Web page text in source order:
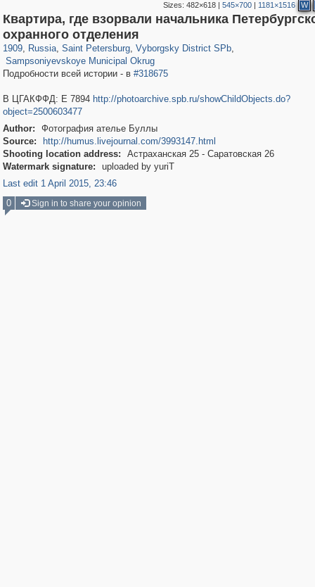
Sizes:482×618 |545×700 | 1181×1516 W
Квартира, где взорвали начальника
охранного отделения
1909, Russia
1,406,144 29,243
, Saint Petersburg
197,063 5,709
, Vyborgsky District SPb
10,250
,
Sampsoniyevskoye Municipal Okrug
2,873 51
Подробности всей истории - в #318675
В ЦГАКФФД: Е 7894 http://photoarchive.spb.ru/showChildObjects.do?
object=2500603477
Author:
Фотография ателье Буллы
Source:
http://humus.livejournal.com/3993147.html
Shooting location address:
Астраханская 25 - Саратовская 26
Watermark signature:
uploaded by yuriT
Last edit 1 April 2015, 23:46
0
Sign in to share your opinion